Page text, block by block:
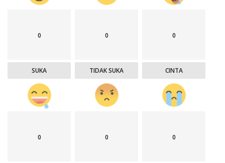
0
SUKA
0
TIDAK SUKA
0
CINTA
0 0 0